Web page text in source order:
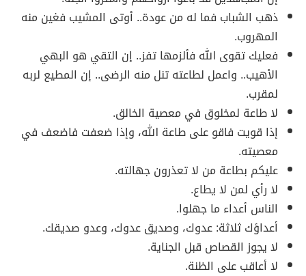
ذهب الشباب فما له من عودة.. أوتى المشيب فغين منه
المهروب.
فعليك تقوى الله فألزمها تفز.. إن التقي هو البهي
الأهيب.. واعمل لطاعته تنل منه الرضى.. إن المطيع لربه
لمقرب.
لا طاعة لمخلوق في معصية الخالق.
إذا قويت فاقو على طاعة الله، وإذا ضعفت فاضعف في
معصيته.
عليكم بطاعة من لا تعذرون جهالته.
لا رأي لمن لا يطاع.
الناس أعداء ما جهلوا.
أعداؤك ثلاثة: عدوك، وصديق عدوك، وعدو صديقك.
لا يجوز القصاص قبل الجناية.
لا أعاقب على الظنة.